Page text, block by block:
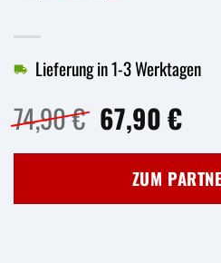
74,90€
Preis
war:
74,90 €
67,90€
ist:
Lieferung in 1-3 Werktagen
ZUM